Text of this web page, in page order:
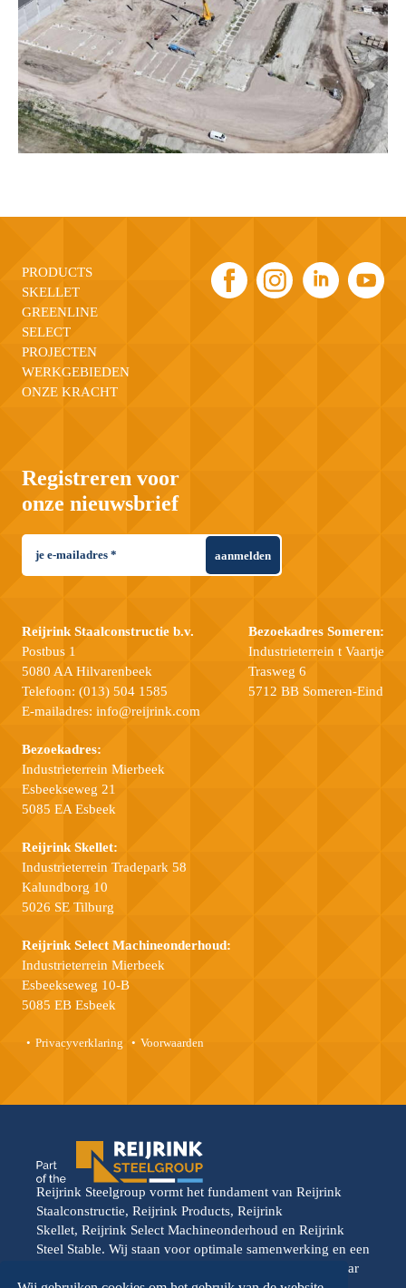
PRODUCTS
SKELLET
GREENLINE
SELECT
PROJECTEN
WERKGEBIEDEN
ONZE KRACHT
Registreren voor
onze nieuwsbrief
aanmelden
Reijrink Staalconstructie b.v.
Postbus 1
5080 AA Hilvarenbeek
Telefoon: (013) 504 1585
E-mailadres: info@reijrink.com
Bezoekadres:
Industrieterrein Mierbeek
Esbeekseweg 21
5085 EA Esbeek
Bezoekadres Someren:
Industrieterrein t Vaartje
Trasweg 6
5712 BB Someren-Eind
Reijrink Skellet:
Industrieterrein Tradepark 58
Kalundborg 10
5026 SE Tilburg
Reijrink Select Machineonderhoud:
Industrieterrein Mierbeek
Esbeekseweg 10-B
5085 EB Esbeek
Privacyverklaring Voorwaarden
Reijrink Steelgroup vormt het fundament van Reijrink
Staalconstructie, Reijrink Products, Reijrink
Skellet, Reijrink Select Machineonderhoud en Reijrink
Steel Stable. Wij staan voor optimale samenwerking en een
gedeelde toekomstvisie. Elke divisie opereert vanuit haar